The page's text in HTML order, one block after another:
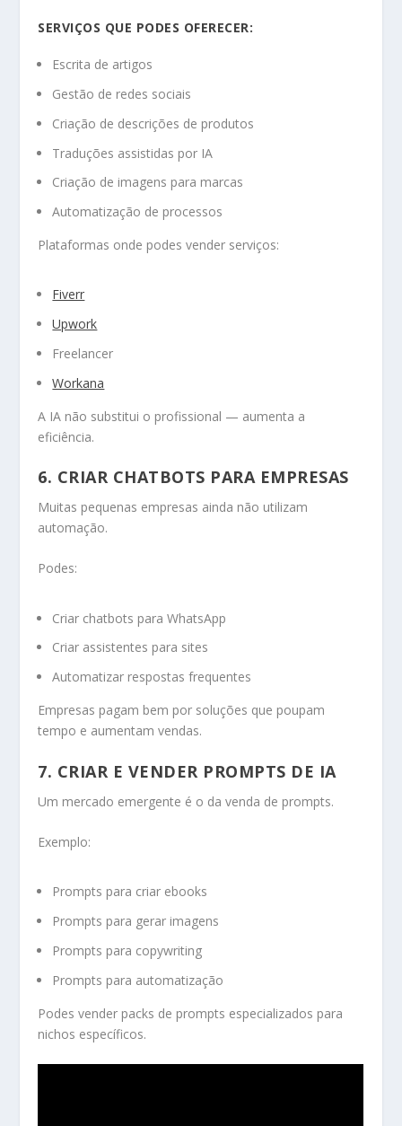
SERVIÇOS QUE PODES OFERECER:
Escrita de artigos
Gestão de redes sociais
Criação de descrições de produtos
Traduções assistidas por IA
Criação de imagens para marcas
Automatização de processos
Plataformas onde podes vender serviços:
Fiverr
Upwork
Freelancer
Workana
A IA não substitui o profissional — aumenta a
eficiência.
6. CRIAR CHATBOTS PARA EMPRESAS
Muitas pequenas empresas ainda não utilizam
automação.
Podes:
Criar chatbots para WhatsApp
Criar assistentes para sites
Automatizar respostas frequentes
Empresas pagam bem por soluções que poupam
tempo e aumentam vendas.
7. CRIAR E VENDER PROMPTS DE IA
Um mercado emergente é o da venda de prompts.
Exemplo:
Prompts para criar ebooks
Prompts para gerar imagens
Prompts para copywriting
Prompts para automatização
Podes vender packs de prompts especializados para
nichos específicos.